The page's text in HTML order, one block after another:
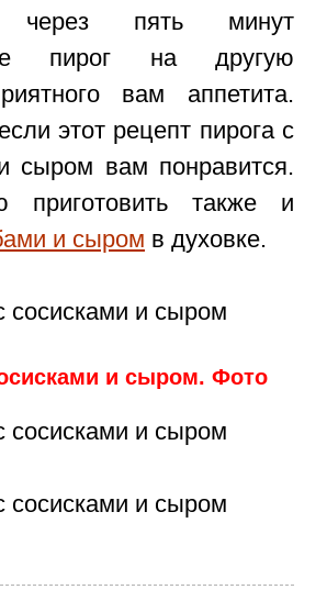
через пять минут
пирог на другую
вам аппетита.
этот рецепт пирога с
сыром вам понравится.
приготовить также и
и сыром в духовке.
и сыром. Фото